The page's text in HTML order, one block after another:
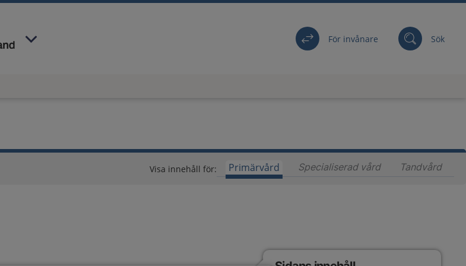
För invånare Sök
Visa innehåll för: Primärvård Specialiserad vårdInnehåll för
Tandvård